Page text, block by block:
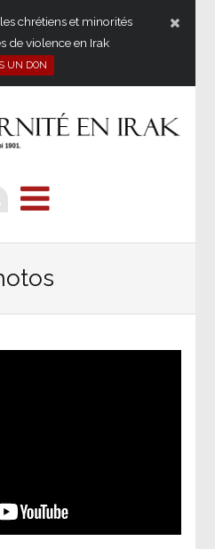
chrétiens et minorités
de violence en Irak
UN DON